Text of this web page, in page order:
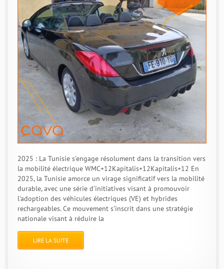
2025 : La Tunisie s'engage résolument dans la transition vers
la mobilité électrique WMC+12Kapitalis+12Kapitalis+12 En
2025, la Tunisie amorce un virage significatif vers la mobilité
durable, avec une série d'initiatives visant à promouvoir
l'adoption des véhicules électriques (VE) et hybrides
rechargeables. Ce mouvement s'inscrit dans une stratégie
nationale visant à réduire la
LIRE LA SUITE